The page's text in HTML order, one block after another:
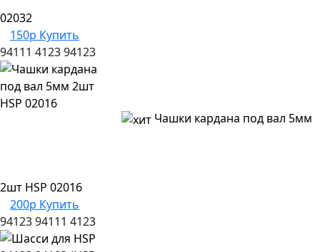
02032
150р Купить
94111 412394123
Чашки кардана под вал 5мм
2шт HSP 02016
200р Купить
9412394111 4123